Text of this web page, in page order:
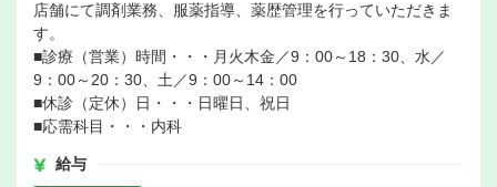
店舗にて調剤業務、服薬指導、薬歴管理を行っていただきま
す。
■診療（営業）時間・・・月火木金／9：00～18：30、水／
9：00～20：30、土／9：00～14：00
■休診（定休）日・・・日曜日、祝日
■応需科目・・・内科
給与